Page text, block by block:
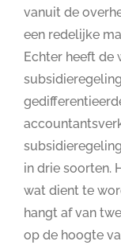
vanuit de
een redelijke
Echter heeft de
in drie soorten.
wat dient te
hangt af van
op de hoogte